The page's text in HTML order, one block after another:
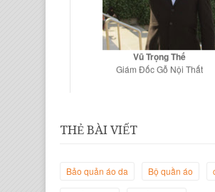
Vũ Trọng Thế
Giám Đốc Gỗ Nội Thất
THẺ BÀI VIẾT
Bảo quản áo da Bộ quần áo